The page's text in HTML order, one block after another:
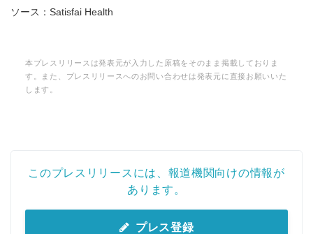
ソース：Satisfai Health
本プレスリリースは発表元が入力した原稿をそのまま掲載しておりま
す。また、プレスリリースへのお問い合わせは発表元に直接お願いいた
します。
このプレスリリースには、報道機関向けの情報が
あります。
プレス登録